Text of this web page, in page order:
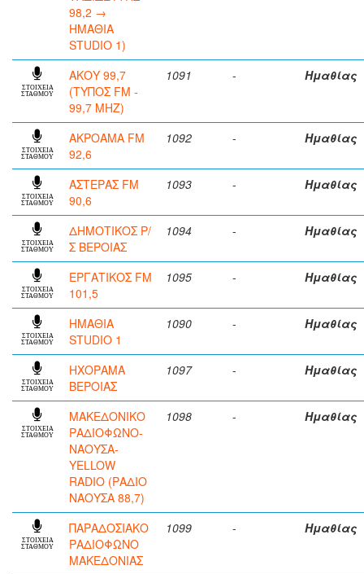
98,2 →
ΗΜΑΘΙΑ
STUDIO 1)
ΣΤΟΙΧΕΙΑ
ΣΤΑΘΜΟΥ
ΑΚΟΥ 99,7
(ΤΥΠΟΣ FM -
99,7 MHZ)
1091 - Ημαθίας
ΣΤΟΙΧΕΙΑ
ΣΤΑΘΜΟΥ
ΑΚΡΟΑΜΑ FM
92,6
1092 - Ημαθίας
ΣΤΟΙΧΕΙΑ
ΣΤΑΘΜΟΥ
ΑΣΤΕΡΑΣ FM
90,6
1093 - Ημαθίας
ΣΤΟΙΧΕΙΑ
ΣΤΑΘΜΟΥ
ΔΗΜΟΤΙΚΟΣ Ρ/
Σ ΒΕΡΟΙΑΣ
1094 - Ημαθίας
ΣΤΟΙΧΕΙΑ
ΣΤΑΘΜΟΥ
ΕΡΓΑΤΙΚΟΣ FM
101,5
1095 - Ημαθίας
ΣΤΟΙΧΕΙΑ
ΣΤΑΘΜΟΥ
ΗΜΑΘΙΑ
STUDIO 1
1090 - Ημαθίας
ΣΤΟΙΧΕΙΑ
ΣΤΑΘΜΟΥ
ΗΧΟΡΑΜΑ
ΒΕΡΟΙΑΣ
1097 - Ημαθίας
ΣΤΟΙΧΕΙΑ
ΣΤΑΘΜΟΥ
ΜΑΚΕΔΟΝΙΚΟ
ΡΑΔΙΟΦΩΝΟ-
ΝΑΟΥΣΑ-
YELLOW
RADIO (ΡΑΔΙΟ
ΝΑΟΥΣΑ 88,7)
1098 - Ημαθίας
ΣΤΟΙΧΕΙΑ
ΣΤΑΘΜΟΥ
ΠΑΡΑΔΟΣΙΑΚΟ
ΡΑΔΙΟΦΩΝΟ
ΜΑΚΕΔΟΝΙΑΣ
1099 - Ημαθίας